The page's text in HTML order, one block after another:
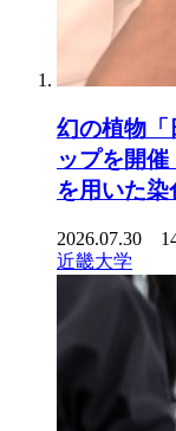
幻の植物「
ップを開
を用いた
2026.07.30
近畿大学